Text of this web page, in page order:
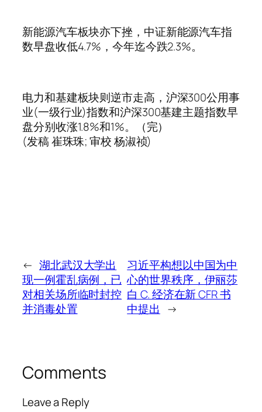
新能源汽车板块亦下挫，中证新能源汽车指
数早盘收低4.7%，今年迄今跌2.3%。
电力和基建板块则逆市走高，沪深300公用事
业(一级行业)指数和沪深300基建主题指数早
盘分别收涨1.8%和1%。（完）
(发稿 崔珠珠; 审校 杨淑祯)
← 湖北武汉大学出
现一例霍乱病例，已
对相关场所临时封控
并消毒处置
习近平构想以中国为中
心的世界秩序，伊丽莎
白 C. 经济在新 CFR 书
中提出
→
Comments
Leave a Reply